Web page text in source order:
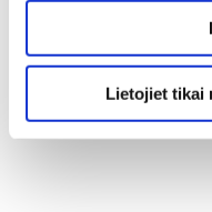
izmantojat mūsu
sociālās saziņas
viņiem sniedzat vai ko
Lietojiet tikai